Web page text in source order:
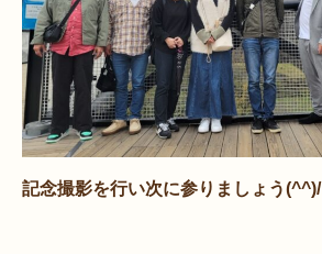
記念撮影を行い次に参りましょう(^^)/